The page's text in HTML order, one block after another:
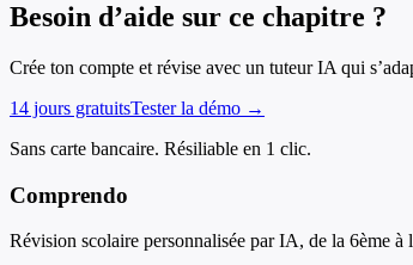
Besoin d’aide sur ce chapitre ?
Crée ton compte et révise avec un tuteur IA qui
14 jours gratuitsTester la démo →
Sans carte bancaire. Résiliable en 1 clic.
Comprendo
Révision scolaire personnalisée par IA, de la 6ème à